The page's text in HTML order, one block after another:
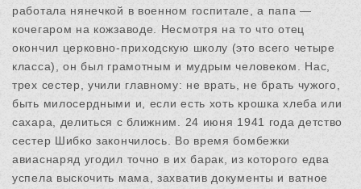
работала нянечкой в военном госпитале, а папа —
кочегаром на кожзаводе. Несмотря на то что отец
окончил церковно-приходскую школу (это всего четыре
класса), он был грамотным и мудрым человеком. Нас,
трех сестер, учили главному: не врать, не брать чужого,
быть милосердными и, если есть хоть крошка хлеба или
сахара, делиться с ближним. 24 июня 1941 года детство
сестер Шибко закончилось. Во время бомбежки
авиаснаряд угодил точно в их барак, из которого едва
успела выскочить мама, захватив документы и ватное